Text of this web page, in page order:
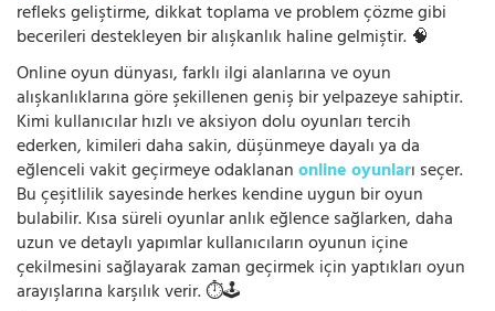
refleks geliştirme, dikkat toplama ve problem çözme gibi
becerileri destekleyen bir alışkanlık haline gelmiştir. 🧠
Online oyun dünyası, farklı ilgi alanlarına ve oyun
alışkanlıklarına göre şekillenen geniş bir yelpazeye sahiptir.
Kimi kullanıcılar hızlı ve aksiyon dolu oyunları tercih
ederken, kimileri daha sakin, düşünmeye dayalı ya da
eğlenceli vakit geçirmeye odaklananonline oyunları seçer.
Bu çeşitlilik sayesinde herkes kendine uygun bir oyun
bulabilir. Kısa süreli oyunlar anlık eğlence sağlarken, daha
uzun ve detaylı yapımlar kullanıcıların oyunun içine
çekilmesini sağlayarak zaman geçirmek için yaptıkları oyun
arayışlarına karşılık verir. ⏱️🕹️